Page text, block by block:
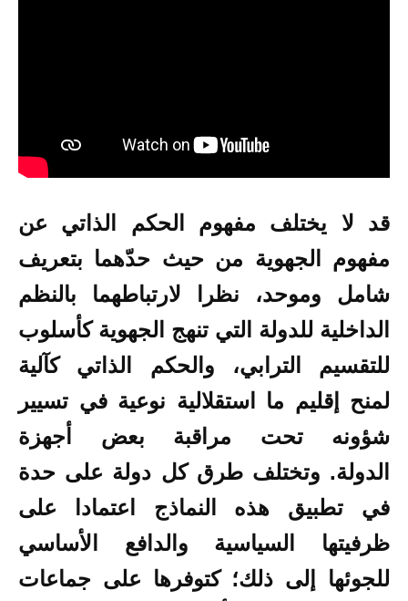
قد لا يختلف مفهوم الحكم الذاتي عن
مفهوم الجهوية من حيث حدّهما بتعريف
شامل وموحد، نظرا لارتباطهما بالنظم
الداخلية للدولة التي تنهج الجهوية كأسلوب
للتقسيم الترابي، والحكم الذاتي كآلية
لمنح إقليم ما استقلالية نوعية في تسيير
شؤونه تحت مراقبة بعض أجهزة
الدولة. وتختلف طرق كل دولة على حدة
في تطبيق هذه النماذج اعتمادا على
ظرفيتها السياسية والدافع الأساسي
للجوئها إلى ذلك؛ كتوفرها على جماعات